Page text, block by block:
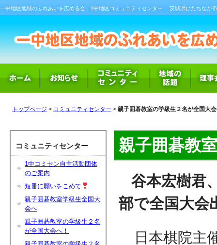
一中地区地域のふれあいを広める会｜1中地区コミュニティセンター 茨城県ひたちなか
トップページ > コミュニティセンター > 親子囲碁教室の学級生２名が全国大
親子囲碁教
谷本宏樹君
部で全国大会
日本棋院主
コミュニティセンター
1中コミセン自主活動団体
のご案内
短冊に願いをこめて
親子囲碁教室学級生全国大
会へ
親子囲碁教室の学級生２名
が全国大会へ！